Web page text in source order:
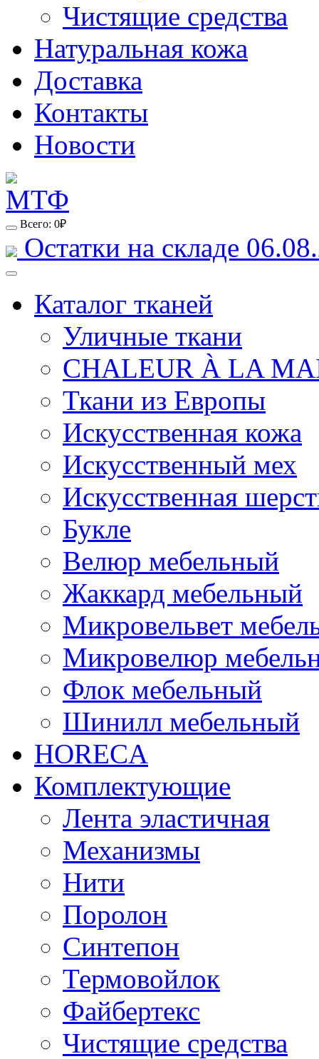
Чистящие средства
Натуральная кожа
Доставка
Контакты
Новости
Всего: 0₽
Остатки на складе
Каталог тканей
Уличные ткани
CHALEUR À LA
Ткани из Европы
Искусственная кожа
Искусственный мех
Искусственная
Букле
Велюр мебельный
Жаккард мебельный
Микровельвет
Микровелюр
Флок мебельный
Шинилл мебельный
HORECA
Комплектующие
Лента эластичная
Механизмы
Нити
Поролон
Синтепон
Термовойлок
Файбертекс
Чистящие средства